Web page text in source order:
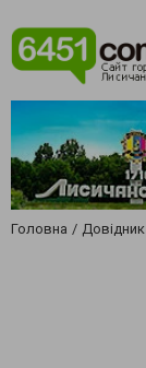
Головна Довідник